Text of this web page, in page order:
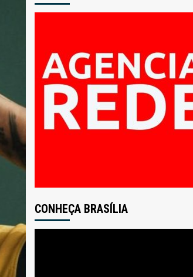
CONHEÇA BRASÍLIA